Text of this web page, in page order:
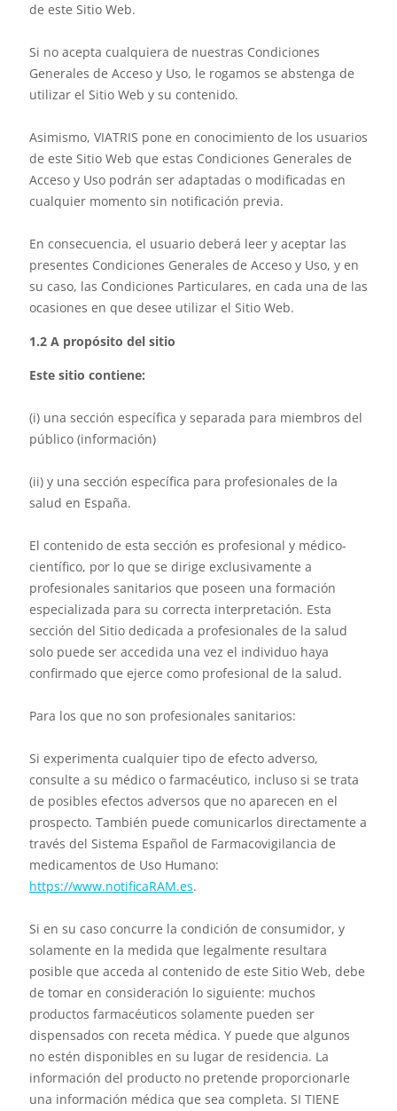
de este Sitio Web.
Si no acepta cualquiera de nuestras Condiciones
Generales de Acceso y Uso, le rogamos se abstenga de
utilizar el Sitio Web y su contenido.
Asimismo, VIATRIS pone en conocimiento de los usuarios
de este Sitio Web que estas Condiciones Generales de
Acceso y Uso podrán ser adaptadas o modificadas en
cualquier momento sin notificación previa.
En consecuencia, el usuario deberá leer y aceptar las
presentes Condiciones Generales de Acceso y Uso, y en
su caso, las Condiciones Particulares, en cada una de las
ocasiones en que desee utilizar el Sitio Web.
1.2 A propósito del sitio
Este sitio contiene:
(i) una sección específica y separada para miembros del
público (información)
(ii) y una sección específica para profesionales de la
salud en España.
El contenido de esta sección es profesional y médico-
científico, por lo que se dirige exclusivamente a
profesionales sanitarios que poseen una formación
especializada para su correcta interpretación. Esta
sección del Sitio dedicada a profesionales de la salud
solo puede ser accedida una vez el individuo haya
confirmado que ejerce como profesional de la salud.
Para los que no son profesionales sanitarios:
Si experimenta cualquier tipo de efecto adverso,
consulte a su médico o farmacéutico, incluso si se trata
de posibles efectos adversos que no aparecen en el
prospecto. También puede comunicarlos directamente a
través del Sistema Español de Farmacovigilancia de
medicamentos de Uso Humano:
https://www.notificaRAM.es.
Si en su caso concurre la condición de consumidor, y
solamente en la medida que legalmente resultara
posible que acceda al contenido de este Sitio Web, debe
de tomar en consideración lo siguiente: muchos
productos farmacéuticos solamente pueden ser
dispensados con receta médica. Y puede que algunos
no estén disponibles en su lugar de residencia. La
información del producto no pretende proporcionarle
una información médica que sea completa. SI TIENE